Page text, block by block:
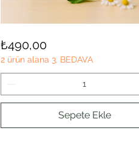
Fiyat
₺490,00
2 ürün alana 3. BEDAVA
Sepete Ekle